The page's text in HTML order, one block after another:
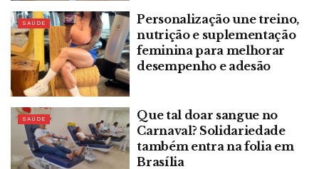
SAÚDE
Personalização une treino,
nutrição e suplementação
feminina para melhorar
desempenho e adesão
SAÚDE
Que tal doar sangue no
Carnaval? Solidariedade
também entra na folia em
Brasília